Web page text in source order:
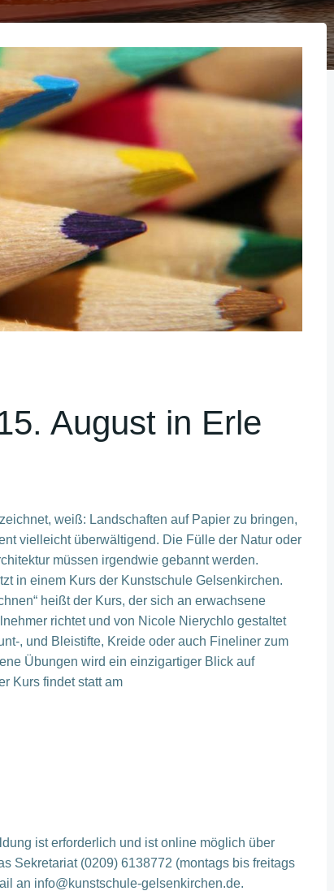
August in Erle
weiß: Landschaften auf Papier zu bringen,
vielleicht überwältigend. Die Fülle der Natur oder
müssen irgendwie gebannt werden.
in einem Kurs der Kunstschule Gelsenkirchen.
heißt der Kurs, der sich an erwachsene
richtet und von Nicole Nierychlo gestaltet
, und Bleistifte, Kreide oder auch Fineliner zum
Übungen wird ein einzigartiger Blick auf
Kurs findet statt am
ist erforderlich und ist online möglich über
Sekretariat (0209) 6138772 (montags bis freitags
an info@kunstschule-gelsenkirchen.de.